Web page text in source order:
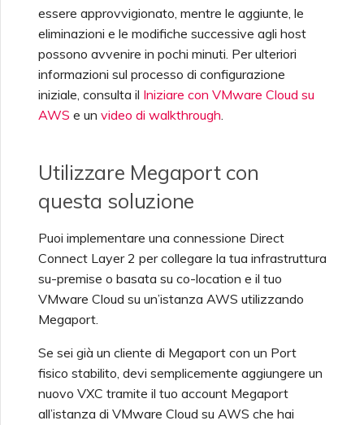
essere approvvigionato, mentre le aggiunte, le
eliminazioni e le modifiche successive agli host
possono avvenire in pochi minuti. Per ulteriori
informazioni sul processo di configurazione
iniziale, consulta il Iniziare con VMware Cloud su
AWS e un video di walkthrough.
Utilizzare Megaport con
questa soluzione
Puoi implementare una connessione Direct
Connect Layer 2 per collegare la tua infrastruttura
su-premise o basata su co-location e il tuo
VMware Cloud su un’istanza AWS utilizzando
Megaport.
Se sei già un cliente di Megaport con un Port
fisico stabilito, devi semplicemente aggiungere un
nuovo VXC tramite il tuo account Megaport
all’istanza di VMware Cloud su AWS che hai